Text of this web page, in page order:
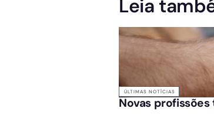
Leia
ÚLTIMAS NOTÍCIAS
Novas